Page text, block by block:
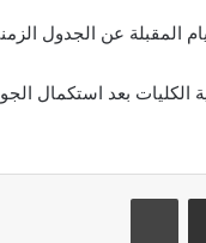
المقبلة عن الجدول
الكليات بعد استكمال
مشاركة عبر البريد طباعة